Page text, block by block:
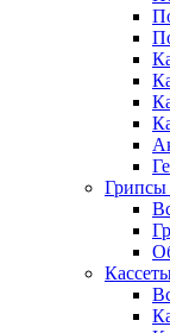
Грипсы